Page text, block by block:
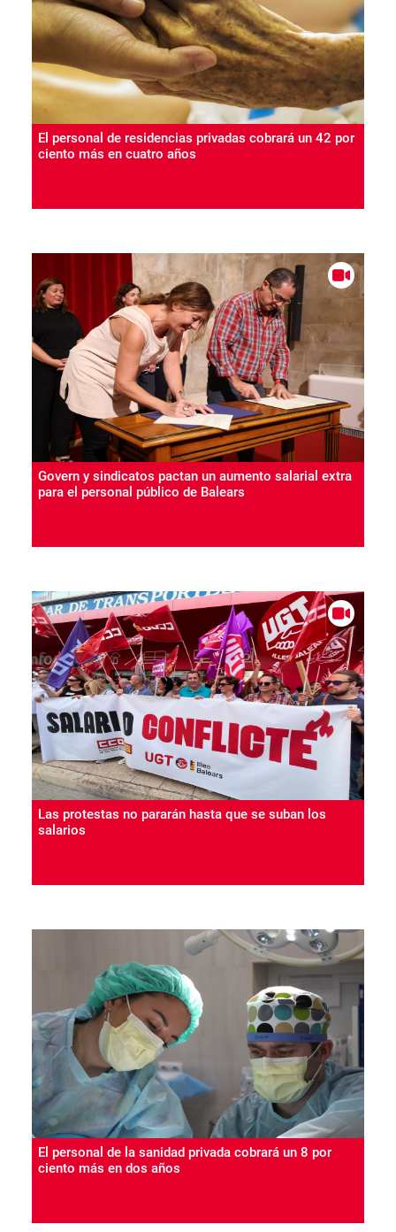
El personal de residencias privadas cobrará un 42 por
ciento más en cuatro años
Govern y sindicatos pactan un aumento salarial extra
para el personal público de Balears
Las protestas no pararán hasta que se suban los
salarios
El personal de la sanidad privada cobrará un 8 por
ciento más en dos años